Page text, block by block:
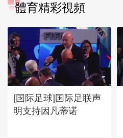
體育精彩視頻
[国际足球]国际足联声
明支持因凡蒂诺